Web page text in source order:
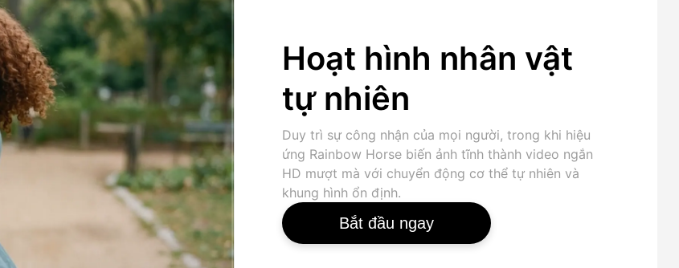
Hoạt hình nhân vật
tự nhiên
Duy trì sự công nhận của mọi người, trong khi hiệu
ứng Rainbow Horse biến ảnh tĩnh thành video ngắn
HD mượt mà với chuyển động cơ thể tự nhiên và
khung hình ổn định.
Bắt đầu ngay